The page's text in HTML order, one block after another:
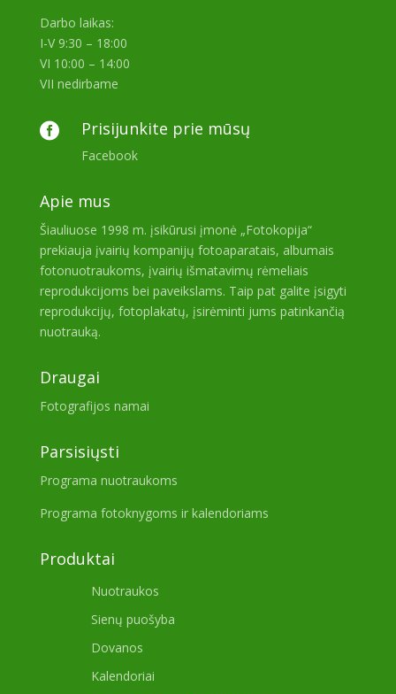
Darbo laikas:
I-V 9:30 – 18:00
VI 10:00 – 14:00
VII nedirbame
 Prisijunkite prie mūsų
Facebook
Apie mus
Šiauliuose 1998 m. įsikūrusi įmonė „Fotokopija“
prekiauja įvairių kompanijų fotoaparatais, albumais
fotonuotraukoms, įvairių išmatavimų rėmeliais
reprodukcijoms bei paveikslams. Taip pat galite įsigyti
reprodukcijų, fotoplakatų, įsirėminti jums patinkančią
nuotrauką.
Draugai
Fotografijos namai
Parsisiųsti
Programa nuotraukoms
Programa fotoknygoms ir kalendoriams
Produktai
Nuotraukos
Sienų puošyba
Dovanos
Kalendoriai